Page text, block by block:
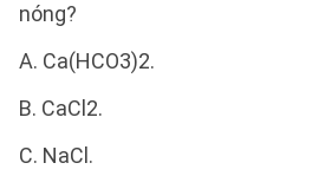
nóng?
A. Ca(HCO3)2.
B. CaCl2.
C. NaCl.